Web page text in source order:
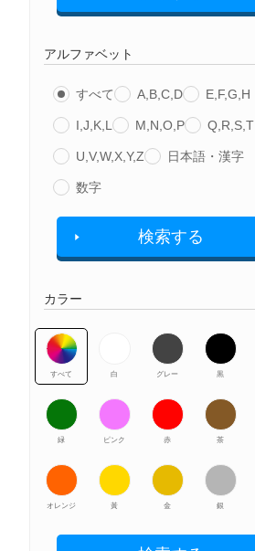
アルファベット
すべて A,B,C,D E,F,G,H
I,J,K,L M,N,O,P Q,R,S,T
U,V,W,X,Y,Z 日本語・漢字
数字
検索する
カラー
すべて 白 グレー 黒
緑 ピンク 赤 茶
オレンジ 黃 金 銀